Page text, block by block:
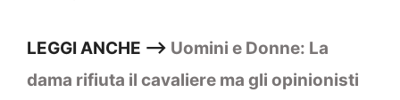
LEGGI ANCHE –> Uomini e Donne: La
dama rifiuta il cavaliere ma gli opinionisti